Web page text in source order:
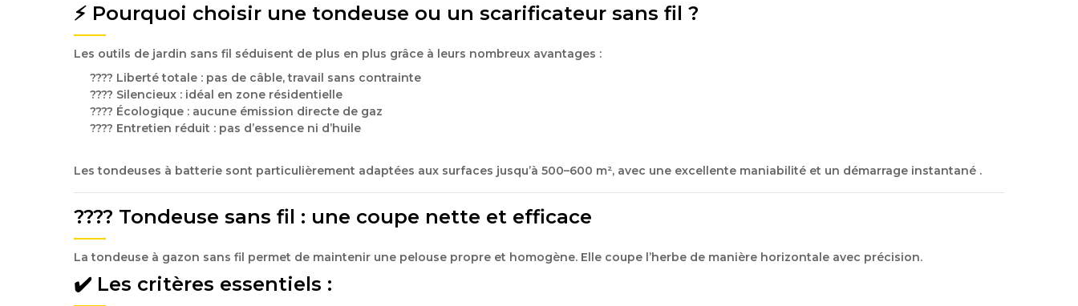
⚡ Pourquoi choisir une tondeuse ou un scarificateur sans fil ?
Les outils de jardin sans fil séduisent de plus en plus grâce à leurs nombreux avantages :
???? Liberté totale : pas de câble, travail sans contrainte
???? Silencieux : idéal en zone résidentielle
???? Écologique : aucune émission directe de gaz
????️ Entretien réduit : pas d’essence ni d’huile
Les tondeuses à batterie sont particulièrement adaptées aux surfaces jusqu’à 500–600 m², avec une excellente maniabilité et un démarrage instantané .
???? Tondeuse sans fil : une coupe nette et efficace
Latondeuse à gazon sans fil permet de maintenir une pelouse propre et homogène. Elle coupe l’herbe de manière horizontale avec précision.
✔️ Les critères essentiels :